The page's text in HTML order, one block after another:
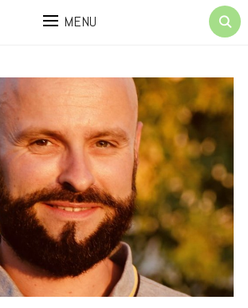
MENU